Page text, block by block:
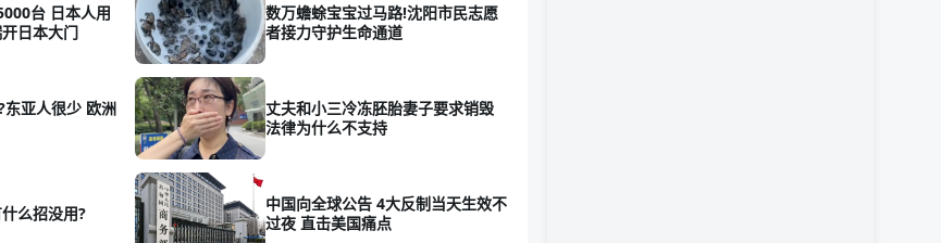
台 日本人用
日本大门
数万蟾蜍宝宝过马路!沈阳市民志愿
者接力守护生命通道
东亚人很少 欧洲
丈夫和小三冷冻胚胎妻子要求销毁
法律为什么不支持
么招没用?
中国向全球公告 4大反制当天生效不
过夜 直击美国痛点